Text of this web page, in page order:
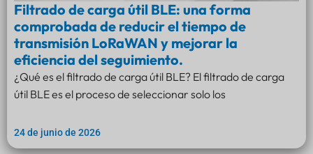
Filtrado de carga útil BLE: una forma
comprobada de reducir el tiempo de
transmisión LoRaWAN y mejorar la
eficiencia del seguimiento.
¿Qué es el filtrado de carga útil BLE? El filtrado de carga
útil BLE es el proceso de seleccionar solo los
24 de junio de 2026